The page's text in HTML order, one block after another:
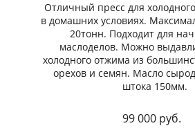
Отличный пресс для
в домашних условиях.
20тонн. Подходит для
маслоделов. Можно
холодного отжима из
орехов и семян. Масло
штока 150мм.
99 000 руб.